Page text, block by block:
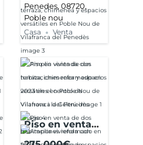
Vilafranca del
Penedès
Penedes, 08720,
Poble nou
Casa Venta
Piso en venta
de dos